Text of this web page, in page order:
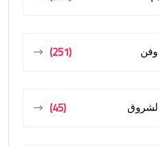
وفن (251)
(45)